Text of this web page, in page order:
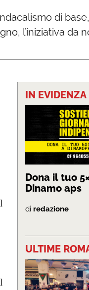
di
l’iniziativa da
IN EVIDENZA
Dona il tuo
Dinamo aps
di redazione
ULTIME